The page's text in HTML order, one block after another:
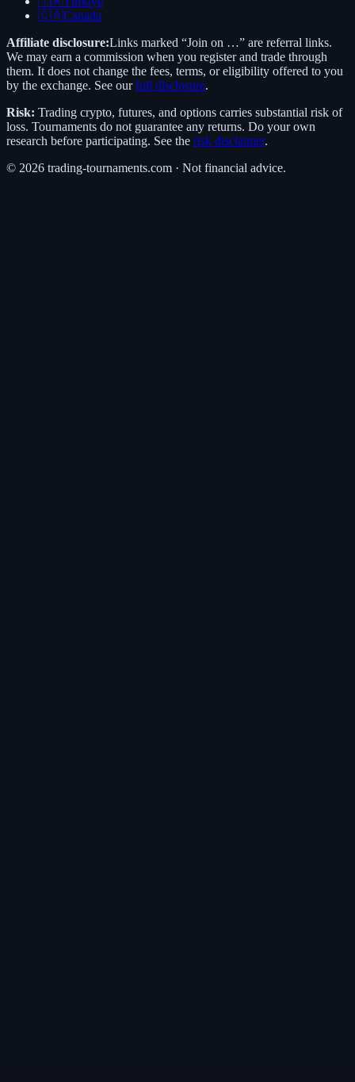
🇨🇦Canada
Affiliate disclosure:Links marked “Join on …” are referral links.
We may earn a commission when you register and trade through
them. It does not change the fees, terms, or eligibility offered to you
by the exchange. See our full disclosure.
Risk: Trading crypto, futures, and options carries substantial risk of
loss. Tournaments do not guarantee any returns. Do your own
research before participating. See the risk disclaimer.
© 2026 trading-tournaments.com · Not financial advice.